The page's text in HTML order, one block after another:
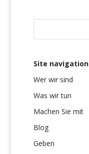
Site navigation
Wer wir sind
Was wir tun
Machen Sie mit
Blog
Geben